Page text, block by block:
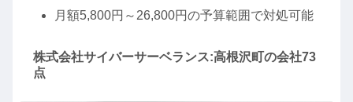
月額5,800円～26,800円の予算範囲で対処可能
株式会社サイバーサーベランス:高根沢町の会社73
点